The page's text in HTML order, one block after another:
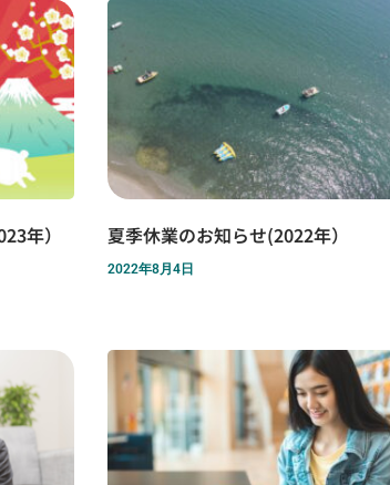
年） 夏季休業のお知らせ(2022年）
2022年8月4日